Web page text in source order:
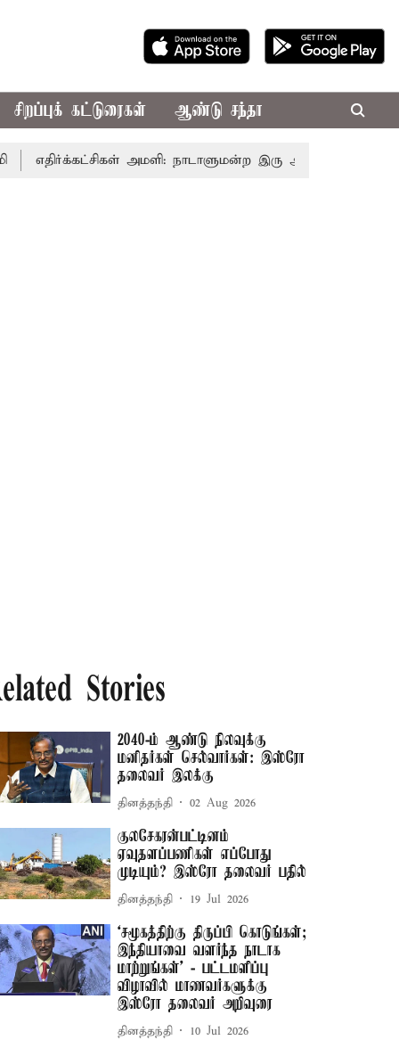
சிறப்புக் கட்டுரைகள் ஆண்டு சந்தா
அமளி: நாடாளுமன்ற இரு அவைகளும்
Stories
2040-ம் ஆண்டு நிலவுக்கு
மனிதர்கள் செல்வார்கள்: இஸ்ரோ
தலைவர் இலக்கு
தினத்தந்தி 02 Aug 2026
குலசேகரன்பட்டினம்
ஏவுதளப்பணிகள் எப்போது
முடியும்? இஸ்ரோ தலைவர் பதில்
தினத்தந்தி 19 Jul 2026
‘சமூகத்திற்கு திருப்பி கொடுங்கள்;
இந்தியாவை வளர்ந்த நாடாக
மாற்றுங்கள்’ - பட்டமளிப்பு
விழாவில் மாணவர்களுக்கு
இஸ்ரோ தலைவர் அறிவுரை
தினத்தந்தி 10 Jul 2026